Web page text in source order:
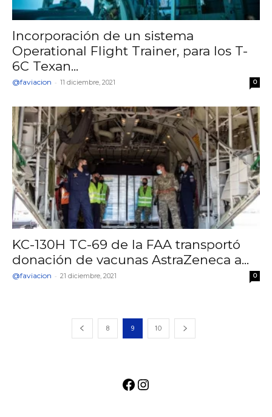
Incorporación de un sistema
Operational Flight Trainer, para los T-
6C Texan...
@faviacion - 11 diciembre, 2021 0
KC-130H TC-69 de la FAA transportó
donación de vacunas AstraZeneca a...
@faviacion - 21 diciembre, 2021 0
8 9 10
Facebook
Instagram